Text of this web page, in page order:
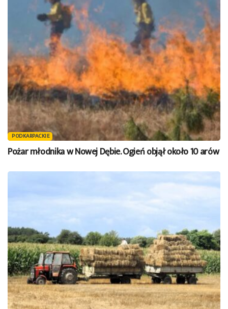
PODKARPACKIE
Pożar młodnika w Nowej Dębie. Ogień objął około 10 arów